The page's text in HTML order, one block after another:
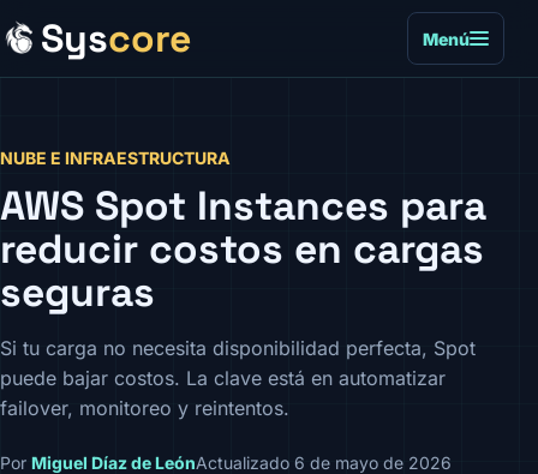
Syscore Menú
NUBE E INFRAESTRUCTURA
AWS Spot Instances para
reducir costos en cargas
seguras
Si tu carga no necesita disponibilidad perfecta, Spot
puede bajar costos. La clave está en automatizar
failover, monitoreo y reintentos.
Por Miguel Díaz de LeónActualizado 6 de mayo de 2026